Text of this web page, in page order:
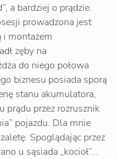
a bardziej o prądzie.
prowadzona jest
i montażem
zęby na
do niego połowa
biznesu posiada sporą
stanu akumulatora,
prądu przez rozrusznik
pojazdu. Dla mnie
Spoglądając przez
u sąsiada „kocioł”...